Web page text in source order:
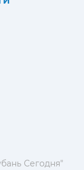
Сегодня"